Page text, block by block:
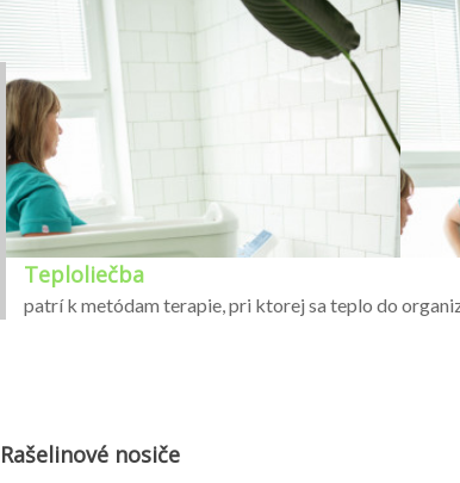
Teploliečba
patrí k metódam terapie, pri ktorej sa teplo do
Rašelinové nosiče